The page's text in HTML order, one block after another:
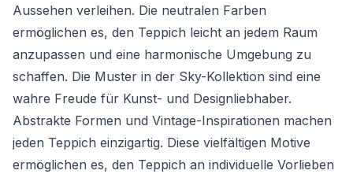
Aussehen verleihen. Die neutralen Farben
ermöglichen es, den Teppich leicht an jedem Raum
anzupassen und eine harmonische Umgebung zu
schaffen. Die Muster in der Sky-Kollektion sind eine
wahre Freude für Kunst- und Designliebhaber.
Abstrakte Formen und Vintage-Inspirationen machen
jeden Teppich einzigartig. Diese vielfältigen Motive
ermöglichen es, den Teppich an individuelle Vorlieben